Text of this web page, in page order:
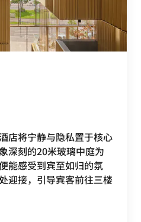
店将宁静与隐私置于核心
深刻的20米玻璃中庭为
能感受到宾至如归的氛
迎接，引导宾客前往三楼